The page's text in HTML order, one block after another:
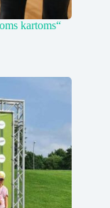
kartoms“